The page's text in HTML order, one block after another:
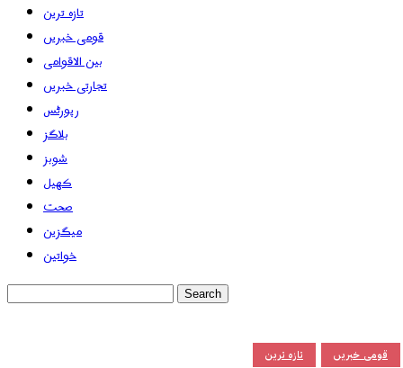
تازہ ترین
قومی خبریں
بین الاقوامی
تجارتی خبریں
رپورٹس
بلاگز
شوبز
کھیل
صحت
میگزین
خواتین
تازہ ترین قومی خبریں